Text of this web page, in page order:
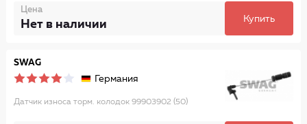
Цена
Нет в наличии Купить
SWAG
Германия
Датчик износа торм. колодок 99903902 (50)